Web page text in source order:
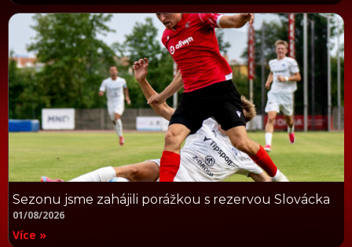
Sezonu jsme zahájili porážkou s rezervou Slovácka
01/08/2026
Více »